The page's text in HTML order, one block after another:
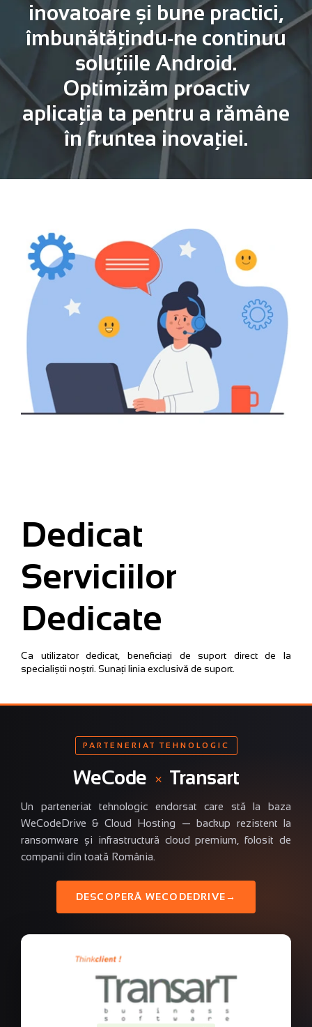
inovatoare și bune practici,
îmbunătățindu-ne continuu
soluțiile Android.
Optimizăm proactiv
aplicația ta pentru a rămâne
în fruntea inovației.
Dedicat
Serviciilor
Dedicate
Ca utilizator dedicat, beneficiați de suport direct de la
specialiștii noștri. Sunați linia exclusivă de suport.
PARTENERIAT TEHNOLOGIC
WeCode × Transart
Un parteneriat tehnologic endorsat care stă la baza
WeCodeDrive & Cloud Hosting — backup rezistent la
ransomware și infrastructură cloud premium, folosit de
companii din toată România.
DESCOPERĂ WECODEDRIVE→